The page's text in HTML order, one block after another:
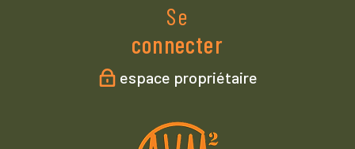
Se
connecter
espace propriétaire